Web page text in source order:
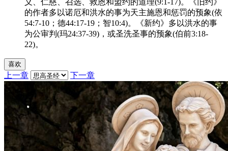
义、仁慈、召选、救恩和盟约的道理(9:1-17)。《旧约》
的作者多以诺厄和洪水的事为天主施恩和惩罚的预象(依
54:7-10；德44:17-19；智10:4)。《新约》多以洪水的事
为公审判(玛24:37-39)，或圣洗圣事的预象(伯前3:18-
22)。
喜欢
上一章 下一章